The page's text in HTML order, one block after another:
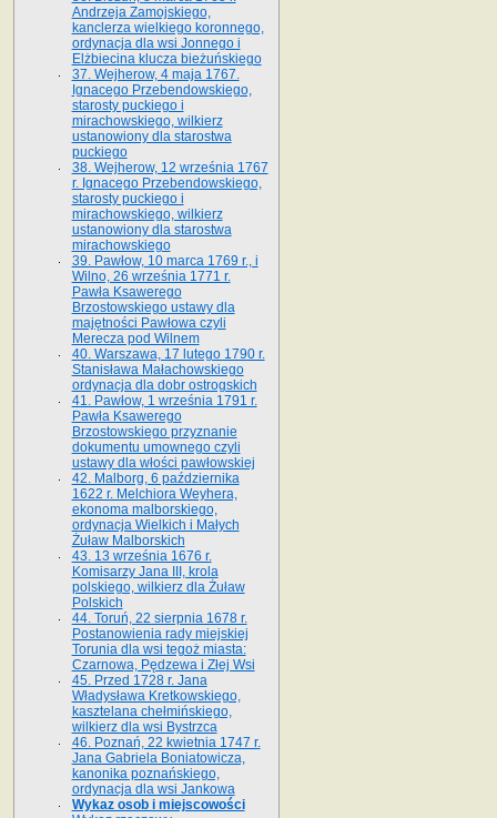
Andrzeja Zamojskiego,
kanclerza wielkiego koronnego,
ordynacja dla wsi Jonnego i
Elżbiecina klucza bieżuńskiego
37. Wejherow, 4 maja 1767.
Ignacego Przebendowskiego,
starosty puckiego i
mirachowskiego, wilkierz
ustanowiony dla starostwa
puckiego
38. Wejherow, 12 września 1767
r. Ignacego Przebendowskiego,
starosty puckiego i
mirachowskiego, wilkierz
ustanowiony dla starostwa
mirachowskiego
39. Pawłow, 10 marca 1769 r., i
Wilno, 26 września 1771 r.
Pawła Ksawerego
Brzostowskiego ustawy dla
majętności Pawłowa czyli
Merecza pod Wilnem
40. Warszawa, 17 lutego 1790 r.
Stanisława Małachowskiego
ordynacja dla dobr ostrogskich
41. Pawłow, 1 września 1791 r.
Pawła Ksawerego
Brzostowskiego przyznanie
dokumentu umownego czyli
ustawy dla włości pawłowskiej
42. Malborg, 6 października
1622 r. Melchiora Weyhera,
ekonoma malborskiego,
ordynacja Wielkich i Małych
Żuław Malborskich
43. 13 września 1676 r.
Komisarzy Jana III, krola
polskiego, wilkierz dla Żuław
Polskich
44. Toruń, 22 sierpnia 1678 r.
Postanowienia rady miejskiej
Torunia dla wsi tegoż miasta:
Czarnowa, Pędzewa i Złej Wsi
45. Przed 1728 r. Jana
Władysława Kretkowskiego,
kasztelana chełmińskiego,
wilkierz dla wsi Bystrzca
46. Poznań, 22 kwietnia 1747 r.
Jana Gabriela Boniatowicza,
kanonika poznańskiego,
ordynacja dla wsi Jankowa
Wykaz osob i miejscowości